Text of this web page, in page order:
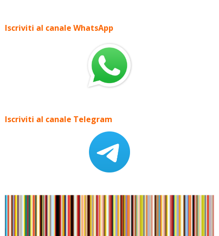
Iscriviti al canale WhatsApp
Iscriviti al canale Telegram